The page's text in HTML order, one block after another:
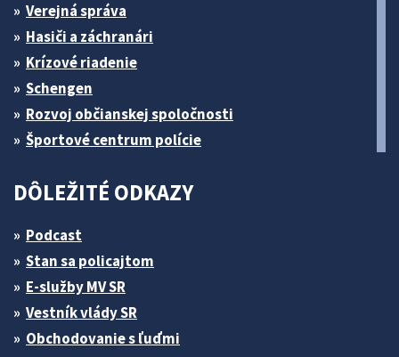
Verejná správa
Hasiči a záchranári
Krízové riadenie
Schengen
Rozvoj občianskej spoločnosti
Športové centrum polície
DÔLEŽITÉ ODKAZY
Podcast
Stan sa policajtom
E-služby MV SR
Vestník vlády SR
Obchodovanie s ľuďmi